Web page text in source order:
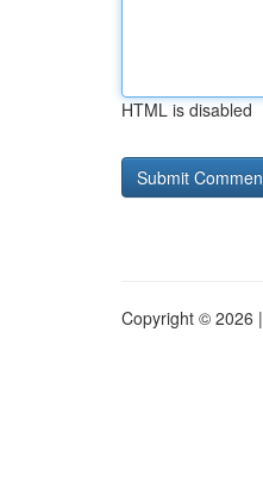
HTML is disabled
Copyright © 2026 |